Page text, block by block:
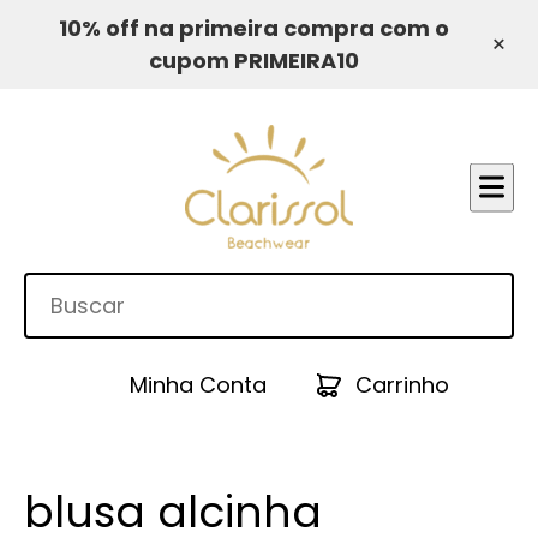
10% off na primeira compra com o
cupom PRIMEIRA10
×
Minha Conta Carrinho
blusa alcinha